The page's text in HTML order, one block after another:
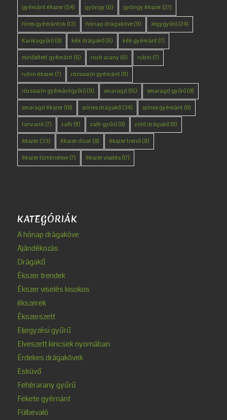
gyémánt ékszer(54) gyöngy (6) gyöngy ékszer(27)
híres gyémántok(13) hónap drágaköve(9) Jegygyűrű(24)
Karikagyűrű(8) kék drágakő(6) kék gyémánt (7)
minősített gyémánt (6) rozé arany (6) rubin (7)
rubin ékszer(7) rózsaszín gyémánt (11)
rózsaszín gyémántgyűrű(9) smaragd (15) smaragd gyűrű(8)
smaragd ékszer(18) színes drágakő(34) színes gyémánt (11)
tanzanit (7) zafír(11) zafír gyűrű(8) zöld drágakő(11)
ékszer(33) ékszer divat (8) ékszer trend (9)
ékszer történelem (7) ékszer viselés(17)
KATEGÓRIÁK
A hónap drágaköve
Ajándékozás
Drágakő
Ékszer trendek
Ékszer viselés kisokos
ékszerek
Ékszerszett
Eljegyzési gyűrű
Elveszett kincsek nyomában
Érdekes drágakövek
Esküvő
Fehérarany gyűrű
Fekete gyémánt
Fülbevaló